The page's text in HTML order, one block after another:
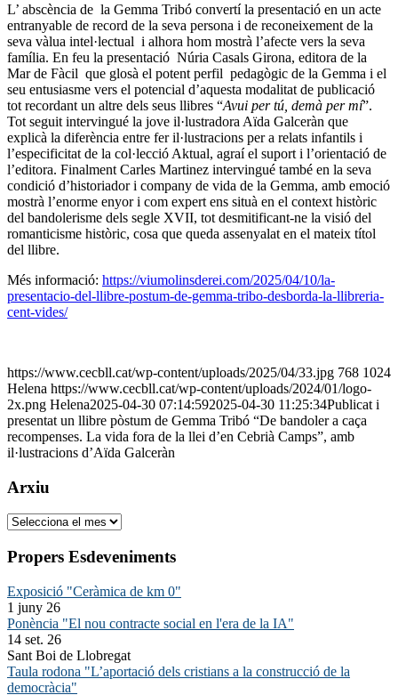
L’ abscència de la Gemma Tribó convertí la presentació en un acte
entranyable de record de la seva persona i de reconeixement de la
seva vàlua intel·lectual i alhora hom mostrà l’afecte vers la seva
família. En feu la presentació Núria Casals Girona, editora de la
Mar de Fàcil que glosà el potent perfil pedagògic de la Gemma i el
seu entusiasme vers el potencial d’aquesta modalitat de publicació
tot recordant un altre dels seus llibres “Avui per tú, demà per mí”.
Tot seguit intervingué la jove il·lustradora Aïda Galceràn que
explicà la diferència entre fer il·lustracions per a relats infantils i
l’especificitat de la col·lecció Aktual, agraí el suport i l’orientació de
l’editora. Finalment Carles Martinez intervingué també en la seva
condició d’historiador i company de vida de la Gemma, amb emoció
mostrà l’enorme enyor i com expert ens situà en el context històric
del bandolerisme dels segle XVII, tot desmitificant-ne la visió del
romanticisme històric, cosa que queda assenyalat en el mateix títol
del llibre.
Més informació: https://viumolinsderei.com/2025/04/10/la-
presentacio-del-llibre-postum-de-gemma-tribo-desborda-la-llibreria-
cent-vides/
https://www.cecbll.cat/wp-content/uploads/2025/04/33.jpg 768 1024
Helena https://www.cecbll.cat/wp-content/uploads/2024/01/logo-
2x.png Helena2025-04-30 07:14:592025-04-30 11:25:34Publicat i
presentat un llibre pòstum de Gemma Tribó “De bandoler a caça
recompenses. La vida fora de la llei d’en Cebrià Camps”, amb
il·lustracions d’Aïda Galceràn
Arxiu
Arxiu
Propers Esdeveniments
Exposició "Ceràmica de km 0"
1 juny 26
Ponència "El nou contracte social en l'era de la IA"
14 set. 26
Sant Boi de Llobregat
Taula rodona "L’aportació dels cristians a la construcció de la
democràcia"